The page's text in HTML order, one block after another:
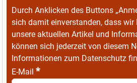
Durch Anklicken des Buttons
sich damit einverstanden, dass wir
unsere aktuellen Artikel und
können sich jederzeit von diesem
Informationen zum Datenschutz
E-Mail *